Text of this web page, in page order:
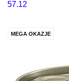
57.12
MEGA OKAZJE